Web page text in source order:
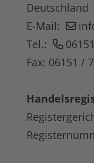
Deutschland
E-Mail:
Tel.:
Fax: 06151 /